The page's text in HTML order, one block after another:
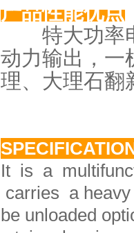
产品性能优点
特大功率电
动力输出，一
理、大理石翻
It is a
carries a
be unloaded